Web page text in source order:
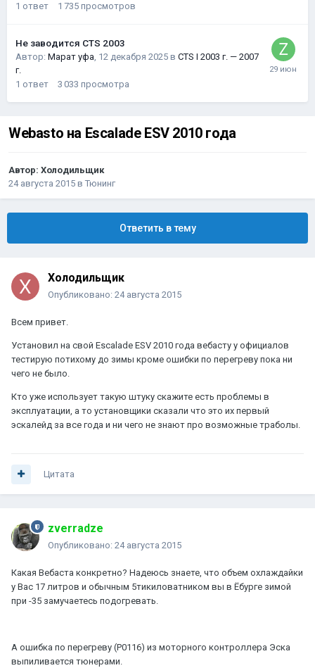
1 ответ 1 735 просмотров
Не заводится CTS 2003
Автор: Марат уфа, 12 декабря 2025 в CTS I 2003 г. — 2007
г.
1 ответ 3 033 просмотра
Webasto на Escalade ESV 2010 года
Автор: Холодильщик
24 августа 2015 в Тюнинг
Ответить в тему
Холодильщик
Опубликовано: 24 августа 2015
Всем привет.
Установил на свой Escalade ESV 2010 года вебасту у официалов
тестирую потихому до зимы кроме ошибки по перегреву пока ни
чего не было.
Кто уже использует такую штуку скажите есть проблемы в
эксплуатации, а то установщики сказали что это их первый
эскалейд за все года и ни чего не знают про возможные траболы.
Цитата
zverradze
Опубликовано: 24 августа 2015
Какая Вебаста конкретно? Надеюсь знаете, что объем охлаждайки
у Вас 17 литров и обычным 5тикиловатником вы в Ёбурге зимой
при -35 замучаетесь подогревать.
А ошибка по перегреву (P0116) из моторного контроллера Эска
выпиливается тюнерами.